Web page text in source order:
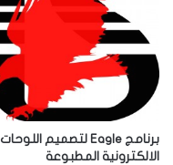
برنامج Eagle لتصميم اللوحات
الالكترونية المطبوعة